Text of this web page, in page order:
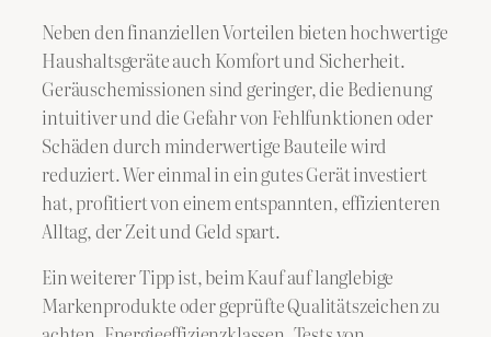
Neben den finanziellen Vorteilen bieten hochwertige
Haushaltsgeräte auch Komfort und Sicherheit.
Geräuschemissionen sind geringer, die Bedienung
intuitiver und die Gefahr von Fehlfunktionen oder
Schäden durch minderwertige Bauteile wird
reduziert. Wer einmal in ein gutes Gerät investiert
hat, profitiert von einem entspannten, effizienteren
Alltag, der Zeit und Geld spart.
Ein weiterer Tipp ist, beim Kauf auf langlebige
Markenprodukte oder geprüfte Qualitätszeichen zu